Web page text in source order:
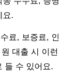
요.
료, 보증료, 인
대출 시 이런
들 수 있어요.